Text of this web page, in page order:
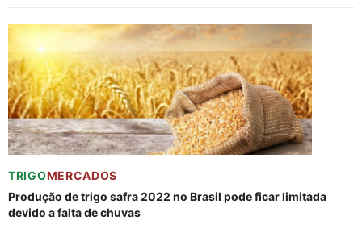
TRIGOMERCADOS
Produção de trigo safra 2022 no Brasil pode ficar limitada
devido a falta de chuvas